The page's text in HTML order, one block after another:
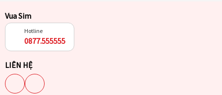
Vua Sim
Hotline
0877.555555
LIÊN HỆ